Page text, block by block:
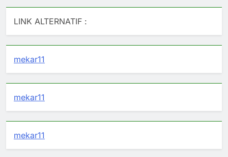
LINK ALTERNATIF :
mekar11
mekar11
mekar11